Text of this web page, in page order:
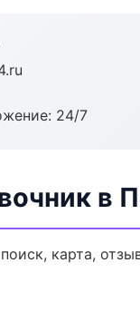
24/7
в
карта,